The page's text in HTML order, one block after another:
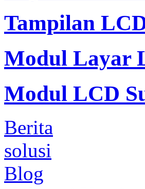
Tampilan
Modul Layar
Modul LCD
Berita
solusi
Blog